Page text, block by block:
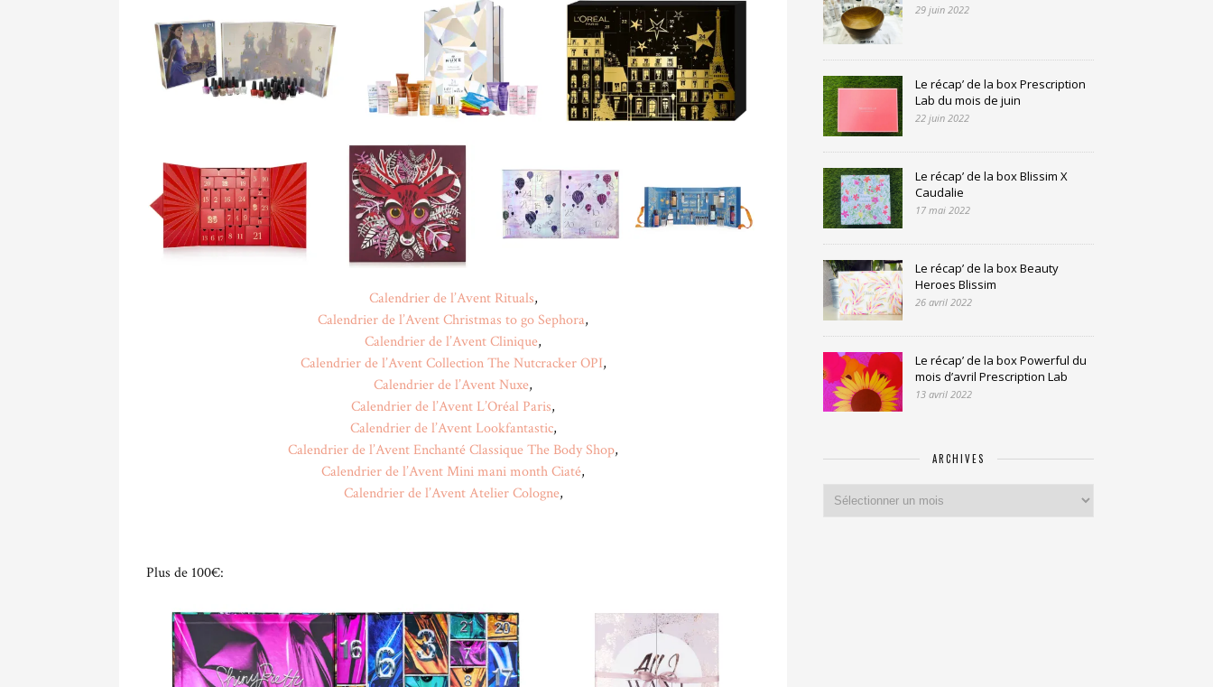
Calendrier de l’Avent Rituals,
Calendrier de l’Avent Christmas to go Sephora,
Calendrier de l’Avent Clinique,
Calendrier de l’Avent Collection The Nutcracker OPI,
Calendrier de l’Avent Nuxe,
Calendrier de l’Avent L’Oréal Paris,
Calendrier de l’Avent Lookfantastic,
Calendrier de l’Avent Enchanté Classique The Body Shop,
Calendrier de l’Avent Mini mani month Ciaté,
Calendrier de l’Avent Atelier Cologne,
Plus de 100€:
29 juin 2022
Le récap’ de la box Prescription
Lab du mois de juin
22 juin 2022
Le récap’ de la box Blissim X
Caudalie
17 mai 2022
Le récap’ de la box Beauty
Heroes Blissim
26 avril 2022
Le récap’ de la box Powerful du
mois d’avril Prescription Lab
13 avril 2022
ARCHIVES